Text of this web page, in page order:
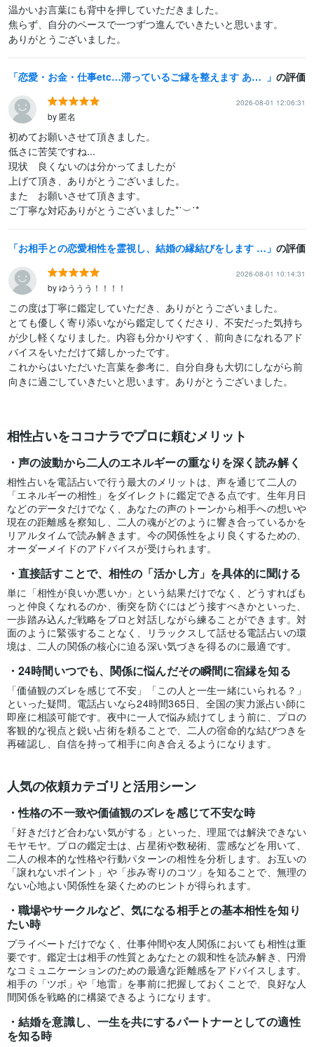
温かいお言葉にも背中を押していただきました。
焦らず、自分のペースで一つずつ進んでいきたいと思います。
ありがとうございました。
恋愛・お金・仕事etc…滞っているご縁を整えます あらゆるご縁を結ぶエネルギー調整 の評価
2026-08-01 12:06:31
by 匿名
初めてお願いさせて頂きました。
低さに苦笑ですね...
現状　良くないのは分かってましたが
上げて頂き、ありがとうございました。
また　お願いさせて頂きます。
ご丁寧な対応ありがとうございました*˙︶˙*
お相手との恋愛相性を霊視し、結婚の縁結びをします 秘伝の祈祷でお相手があなたから離れられないようにします。 の評価
2026-08-01 10:14:31
by ゆううう！！！！
この度は丁寧に鑑定していただき、ありがとうございました。
とても優しく寄り添いながら鑑定してくださり、不安だった気持ち
が少し軽くなりました。内容も分かりやすく、前向きになれるアド
バイスをいただけて嬉しかったです。
これからはいただいた言葉を参考に、自分自身も大切にしながら前
向きに過ごしていきたいと思います。ありがとうございました。
相性占いをココナラでプロに頼むメリット
声の波動から二人のエネルギーの重なりを深く読み解く
相性占いを電話占いで行う最大のメリットは、声を通じて二人の
「エネルギーの相性」をダイレクトに鑑定できる点です。生年月日
などのデータだけでなく、あなたの声のトーンから相手への想いや
現在の距離感を察知し、二人の魂がどのように響き合っているかを
リアルタイムで読み解きます。今の関係性をより良くするための、
オーダーメイドのアドバイスが受けられます。
直接話すことで、相性の「活かし方」を具体的に聞ける
単に「相性が良いか悪いか」という結果だけでなく、どうすればも
っと仲良くなれるのか、衝突を防ぐにはどう接すべきかといった、
一歩踏み込んだ戦略をプロと対話しながら練ることができます。対
面のように緊張することなく、リラックスして話せる電話占いの環
境は、二人の関係の核心に迫る深い気づきを得るのに最適です。
24時間いつでも、関係に悩んだその瞬間に宿縁を知る
「価値観のズレを感じて不安」「この人と一生一緒にいられる？」
といった疑問。電話占いなら24時間365日、全国の実力派占い師に
即座に相談可能です。夜中に一人で悩み続けてしまう前に、プロの
客観的な視点と鋭い占術を頼ることで、二人の宿命的な結びつきを
再確認し、自信を持って相手に向き合えるようになります。
人気の依頼カテゴリと活用シーン
性格の不一致や価値観のズレを感じて不安な時
「好きだけど合わない気がする」といった、理屈では解決できない
モヤモヤ。プロの鑑定士は、占星術や数秘術、霊感などを用いて、
二人の根本的な性格や行動パターンの相性を分析します。お互いの
「譲れないポイント」や「歩み寄りのコツ」を知ることで、無理の
ない心地よい関係性を築くためのヒントが得られます。
職場やサークルなど、気になる相手との基本相性を知り
たい時
プライベートだけでなく、仕事仲間や友人関係においても相性は重
要です。鑑定士は相手の性質とあなたとの親和性を読み解き、円滑
なコミュニケーションのための最適な距離感をアドバイスします。
相手の「ツボ」や「地雷」を事前に把握しておくことで、良好な人
間関係を戦略的に構築できるようになります。
結婚を意識し、一生を共にするパートナーとしての適性
を知る時